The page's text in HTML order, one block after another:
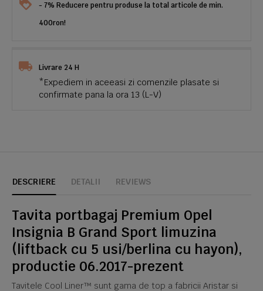
- 7% Reducere pentru produse la total articole de min.
400ron!
Livrare 24 H
*Expediem in aceeasi zi comenzile plasate si
confirmate pana la ora 13 (L-V)
DESCRIERE DETALII REVIEWS
Tavita portbagaj Premium Opel
Insignia B Grand Sport limuzina
(liftback cu 5 usi/berlina cu hayon),
productie 06.2017-prezent
Tavitele Cool Liner™ sunt gama de top a fabricii Aristar si